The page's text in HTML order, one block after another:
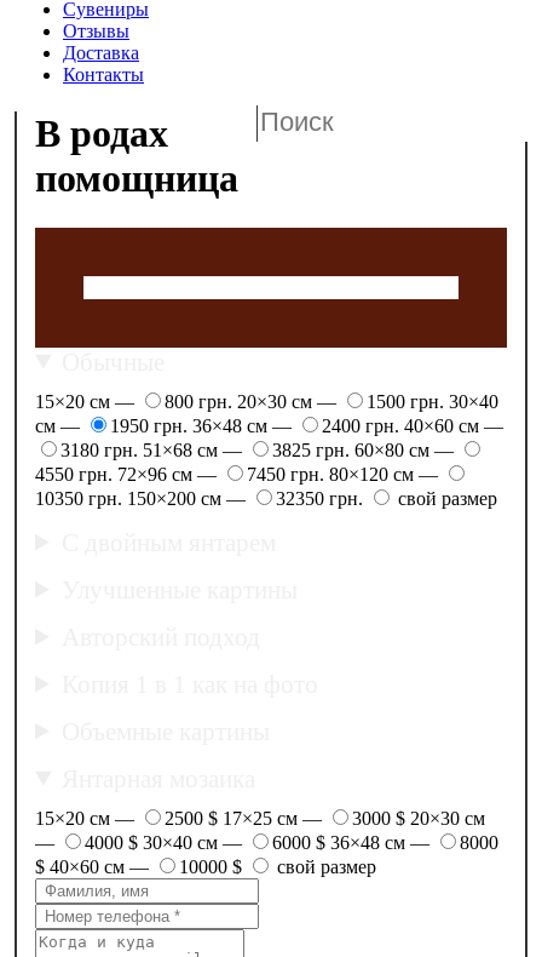
Сувениры
Отзывы
Доставка
Контакты
В родах
помощница
15×20 см — 800 грн. 20×30 см — 1500 грн. 30×40
см —
1950 грн. 36×48 см — 2400 грн. 40×60 см —
3180 грн. 51×68 см — 3825 грн. 60×80 см —
4550 грн. 72×96 см — 7450 грн. 80×120 см —
10350 грн. 150×200 см — 32350 грн. свой размер
15×20 см — 2500 $ 17×25 см — 3000 $ 20×30 см
—
4000 $ 30×40 см — 6000 $ 36×48 см —
8000
$ 40×60 см — 10000 $ свой размер